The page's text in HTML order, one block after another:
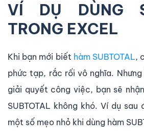
VÍ DỤ DÙNG
TRONG EXCEL
Khi bạn mới biết hàm SUBTOTAL,
phức tạp, rắc rối vô nghĩa.
giải quyết công việc, bạn sẽ
SUBTOTAL không khó. Ví dụ
một số mẹo nhỏ khi dùng hàm